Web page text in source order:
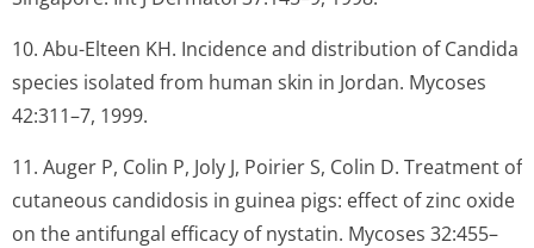
10. Abu-Elteen KH. Incidence and distribution ofCandida
species isolated from human skin in Jordan. Mycoses
42:311–7, 1999.
11. Auger P, Colin P, Joly J, Poirier S, Colin D. Treatment of
cutaneous candidosis in guinea pigs: effect of zinc oxide
on the antifungal efficacy of nystatin. Mycoses 32:455–